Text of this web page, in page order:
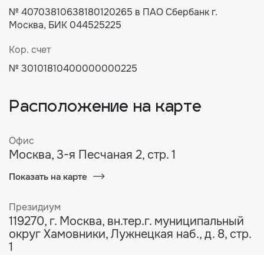
№ 40703810638180120265 в ПАО Сбербанк г.
Москва, БИК 044525225
Кор. счет
№ 30101810400000000225
Расположение на карте
Офис
Москва, 3-я Песчаная 2, стр. 1
Показать на карте
Президиум
119270, г. Москва, вн.тер.г. муниципальный
округ Хамовники, Лужнецкая наб., д. 8, стр.
1